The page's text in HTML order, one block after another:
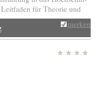
für Theorie und
merken